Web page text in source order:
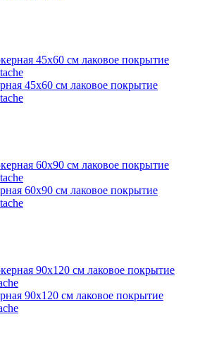
45х60 см лаковое покрытие
60х90 см лаковое покрытие
90х120 см лаковое покрытие